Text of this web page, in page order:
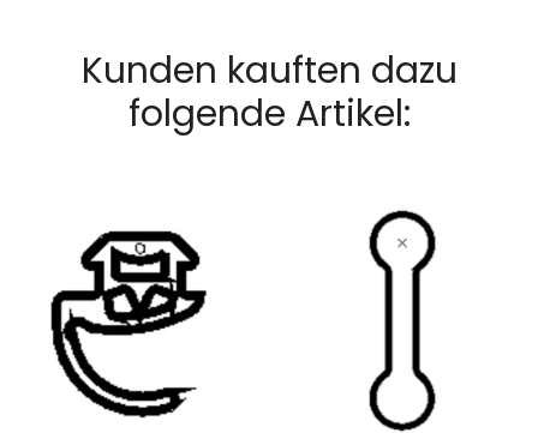
Kunden kauften dazu
folgende Artikel: